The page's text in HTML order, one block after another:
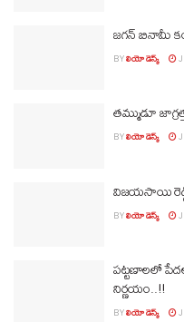
జగన్‌ బినామీ
BYలియో డెస్క్
తమ్ముడూ
BYలియో డెస్క్
విజయసాయి రెడ్డి
BYలియో డెస్క్
పట్టణాలలో
నిర్ణయం..!!
BYలియో డెస్క్